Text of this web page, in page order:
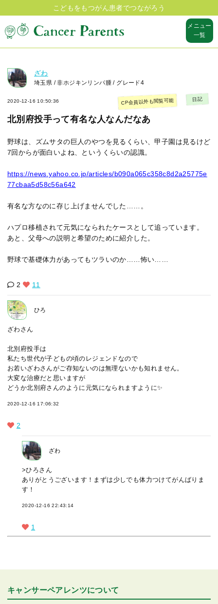
こどもをもつがん患者でつながろう
メニュー
一覧
ざわ
埼玉県 / 非ホジキンリンパ腫 / グレード4
2020-12-16 10:50:36
北別府投手って有名な人なんだなあ
CP会員以外も閲覧可能 日記
野球は、ズムサタの巨人のやつを見るくらい、甲子園は見るけど
7回からが面白いよね、というくらいの認識。
https://news.yahoo.co.jp/articles/b090a065c358c8d2a25775e
77cbaa5d58c56a642
有名な方なのに存じ上げませんでした……。
ハプロ移植されて元気になられたケースとして追っています。
あと、父母への説明と希望のために紹介した。
野球で基礎体力があってもツラいのか……怖い……
2 11
ひろ
ざわさん
北別府投手は
私たち世代が子どもの頃のレジェンドなので
お若いざわさんがご存知ないのは無理ないかも知れません。
大変な治療だと思いますが
どうか北別府さんのように元気になられますように✨
2020-12-16 17:06:32
2
ざわ
>ひろさん
ありがとうございます！まずは少しでも体力つけてがんばりま
す！
2020-12-16 22:43:14
1
キャンサーペアレンツについて